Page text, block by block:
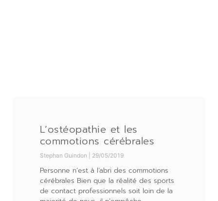
L’ostéopathie et les
commotions cérébrales
Stephan Guindon 29/05/2019
Personne n’est à l’abri des commotions
cérébrales Bien que la réalité des sports
de contact professionnels soit loin de la